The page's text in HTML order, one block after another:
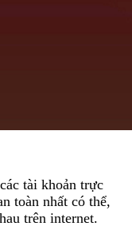
tài khoản trực
toàn nhất có thể,
trên internet.